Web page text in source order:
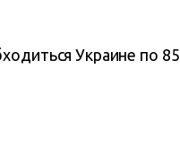
Украине по